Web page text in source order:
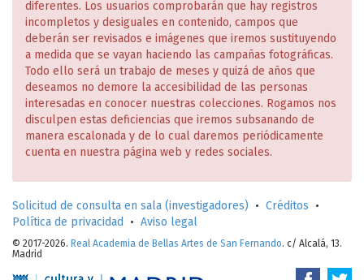
diferentes. Los usuarios comprobarán que hay registros
incompletos y desiguales en contenido, campos que
deberán ser revisados e imágenes que iremos sustituyendo
a medida que se vayan haciendo las campañas fotográficas.
Todo ello será un trabajo de meses y quizá de años que
deseamos no demore la accesibilidad de las personas
interesadas en conocer nuestras colecciones. Rogamos nos
disculpen estas deficiencias que iremos subsanando de
manera escalonada y de lo cual daremos periódicamente
cuenta en nuestra página web y redes sociales.
Solicitud de consulta en sala (investigadores) • Créditos •
Política de privacidad
• Aviso legal
© 2017-2026. Real Academia de Bellas Artes de San Fernando. c/ Alcalá, 13.
Madrid